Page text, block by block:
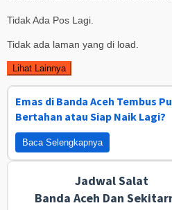
Tidak Ada Pos Lagi.
Tidak ada laman yang di load.
Lihat Lainnya
Emas di Banda Aceh Tembus
Bertahan atau Siap Naik Lagi?
Baca Selengkapnya
Jadwal Salat
Banda Aceh Dan